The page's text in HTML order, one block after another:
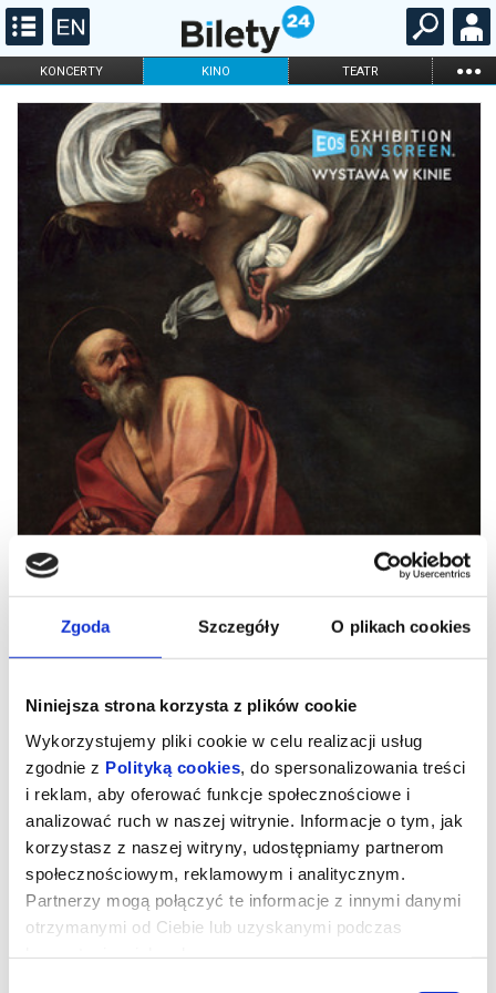
Zgoda Szczegóły O plikach cookies
Niniejsza strona korzysta z plików cookie
Wykorzystujemy pliki cookie w celu realizacji usług
zgodnie z Polityką cookies , do spersonalizowania treści
i reklam, aby oferować funkcje społecznościowe i
analizować ruch w naszej witrynie. Informacje o tym, jak
korzystasz z naszej witryny, udostępniamy partnerom
społecznościowym, reklamowym i analitycznym.
Partnerzy mogą połączyć te informacje z innymi danymi
otrzymanymi od Ciebie lub uzyskanymi podczas
KONCERTY KINO TEATR ...
FILHARMONIA OPERA I BALET
STAND-UP
DLA DZIECI
ONLINE KARNETY
Sztuka na Ekranie: Caravaggio.
Arcydzieła niepokornego geniusza
Malował świętych z brudem pod paznokciami, ponieważ
uważał, że prawdziwa boskość znajduje się w tym, co surowe,